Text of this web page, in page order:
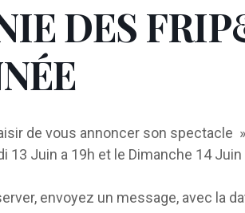
DES
de vous annoncer son spectacle
13 Juin a 19h et le Dimanche 14
envoyez un message, avec la